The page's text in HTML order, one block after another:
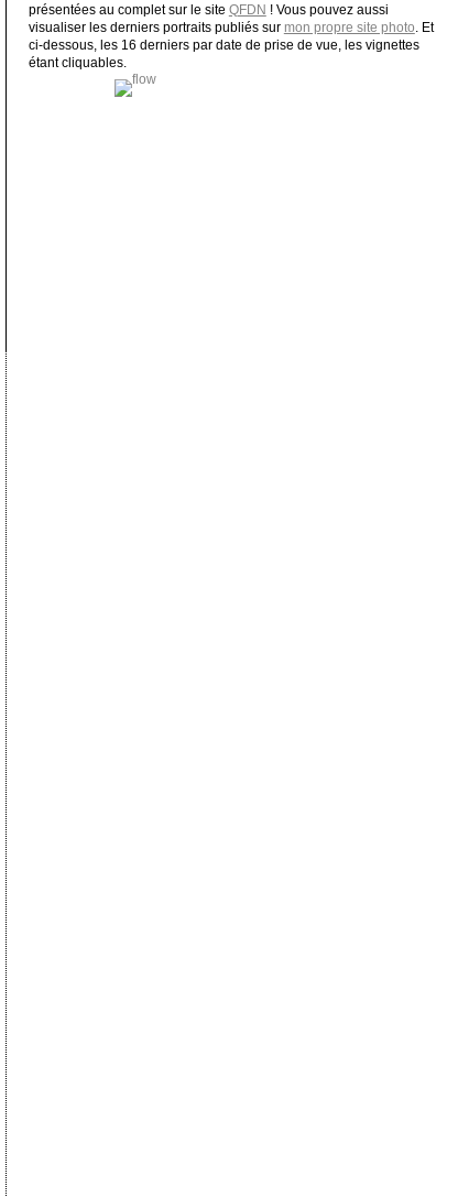
présentées au complet sur le site QFDN ! Vous pouvez aussi
visualiser les derniers portraits publiés sur mon propre site photo . Et
ci-dessous, les 16 derniers par date de prise de vue, les vignettes
étant cliquables.